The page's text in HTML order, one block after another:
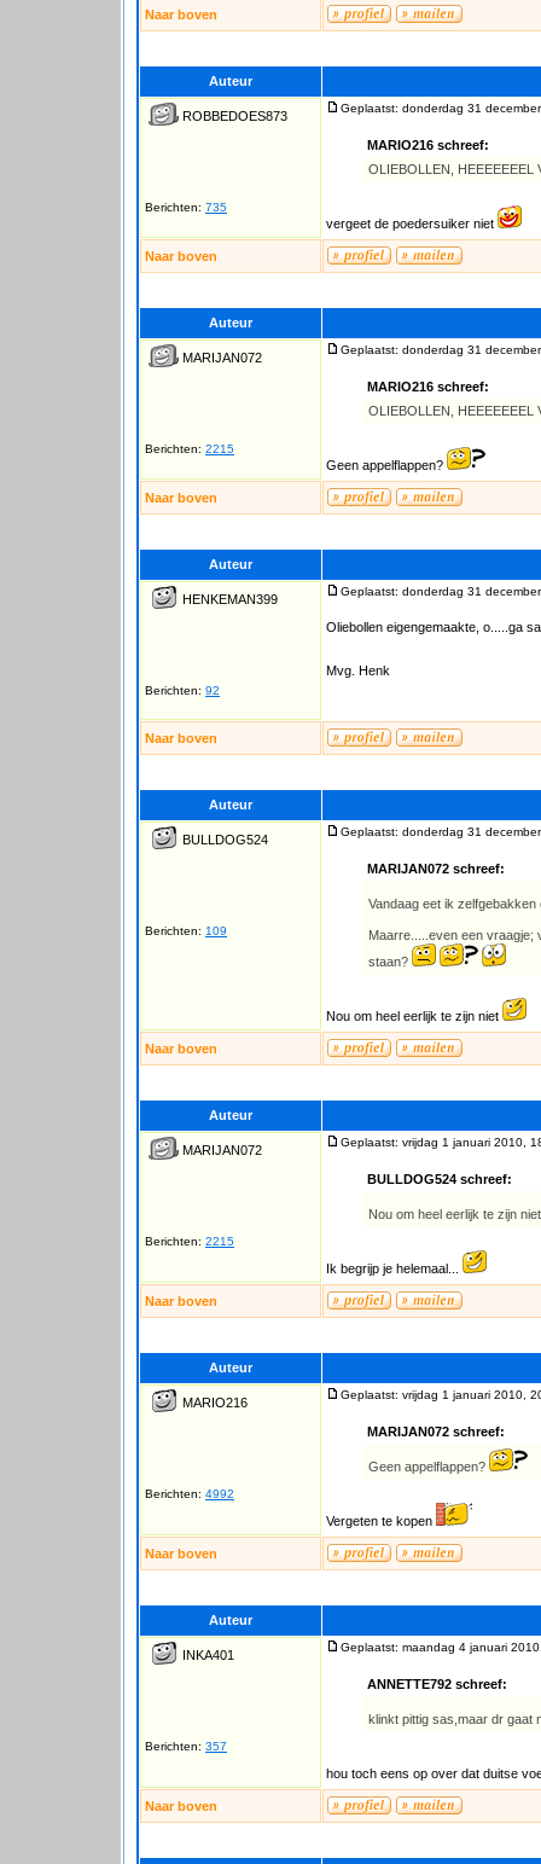
Naar boven
Auteur
ROBBEDOES873
Berichten: 735
Geplaatst: donderdag 31
MARIO216 schreef:
OLIEBOLLEN, HEEEEEEEL
vergeet de poedersuiker niet
Naar boven
Auteur
MARIJAN072
Berichten: 2215
Geplaatst: donderdag 31
MARIO216 schreef:
OLIEBOLLEN, HEEEEEEEL
Geen appelflappen?
Naar boven
Auteur
HENKEMAN399
Berichten: 92
Geplaatst: donderdag 31
Oliebollen eigengemaakte, o.....ga
Mvg. Henk
Naar boven
Auteur
BULLDOG524
Berichten: 109
Geplaatst: donderdag 31
MARIJAN072 schreef:
Vandaag eet ik
Maarre.....even een vraagje;
staan?
Nou om heel eerlijk te zijn niet
Naar boven
Auteur
MARIJAN072
Berichten: 2215
Geplaatst: vrijdag 1 januari 2010,
BULLDOG524 schreef:
Nou om heel eerlijk te zijn
Ik begrijp je helemaal...
Naar boven
Auteur
MARIO216
Berichten: 4992
Geplaatst: vrijdag 1 januari 2010,
MARIJAN072 schreef:
Geen appelflappen?
Vergeten te kopen
Naar boven
Auteur
INKA401
Berichten: 357
Geplaatst: maandag 4 januari
ANNETTE792 schreef:
klinkt pittig sas,maar dr gaat
hou toch eens op over dat duitse
Naar boven